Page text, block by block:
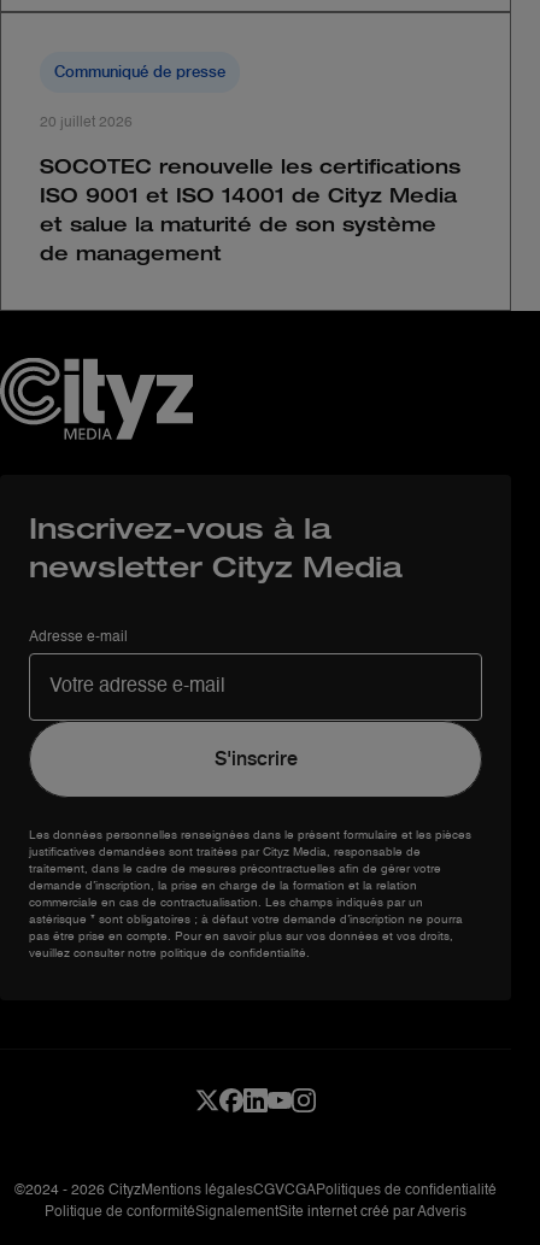
Communiqué de presse
20 juillet 2026
SOCOTEC renouvelle les certifications
ISO 9001 et ISO 14001 de Cityz Media
et salue la maturité de son système
de management
Inscrivez-vous à la
newsletter Cityz Media
Adresse e-mail
Les données personnelles renseignées dans le présent formulaire et les pièces
justificatives demandées sont traitées par Cityz Media, responsable de
traitement, dans le cadre de mesures précontractuelles afin de gérer votre
demande d’inscription, la prise en charge de la formation et la relation
commerciale en cas de contractualisation. Les champs indiqués par un
astérisque * sont obligatoires ; à défaut votre demande d’inscription ne pourra
pas être prise en compte. Pour en savoir plus sur vos données et vos droits,
veuillez consulter notre politique de confidentialité.
©2024 - 2026 CityzMentions légalesCGVCGAPolitiques de confidentialité
Politique de conformitéSignalementSite internet créé parAdveris